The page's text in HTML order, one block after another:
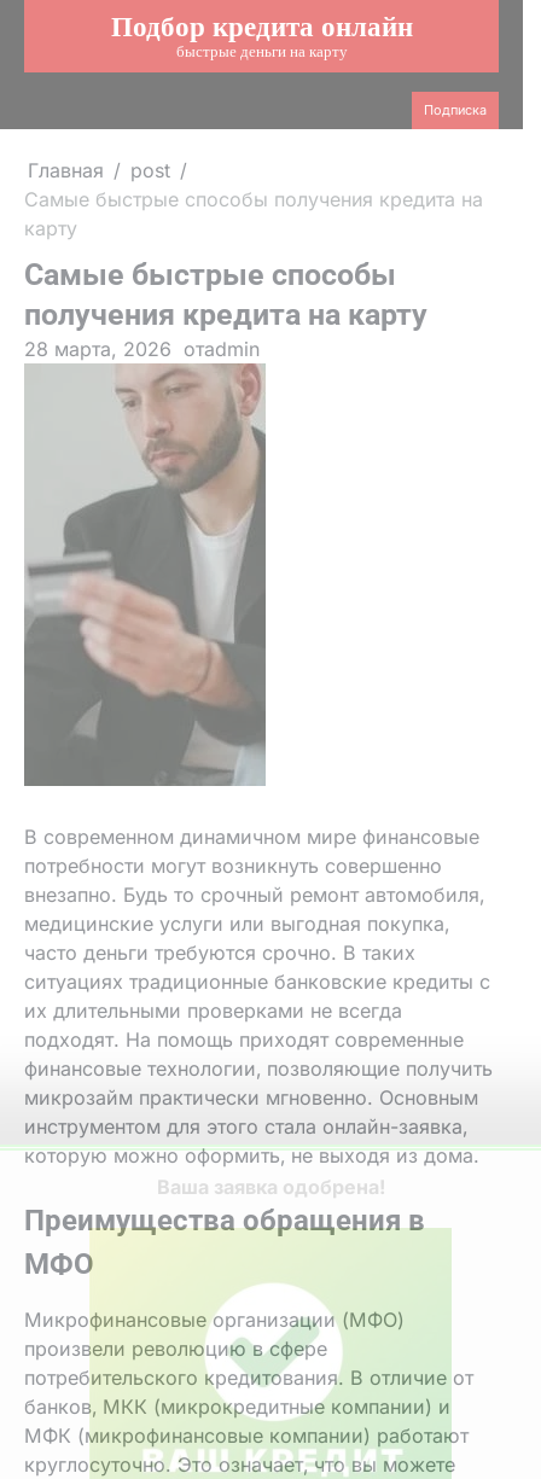
содержимому
Подбор кредита онлайн
быстрые деньги на карту
Подписка
Главная
post
Самые быстрые способы получения кредита на
карту
Самые быстрые способы
получения кредита на карту
28 марта, 2026 отadmin
В современном динамичном мире финансовые
потребности могут возникнуть совершенно
внезапно. Будь то срочный ремонт автомобиля‚
медицинские услуги или выгодная покупка‚
часто деньги требуются срочно. В таких
ситуациях традиционные банковские кредиты с
их длительными проверками не всегда
подходят. На помощь приходят современные
финансовые технологии‚ позволяющие получить
микрозайм практически мгновенно. Основным
инструментом для этого стала онлайн-заявка‚
которую можно оформить‚ не выходя из дома.
Преимущества обращения в
МФО
Микрофинансовые организации (МФО)
произвели революцию в сфере
потребительского кредитования. В отличие от
банков‚ МКК (микрокредитные компании) и
МФК (микрофинансовые компании) работают
круглосуточно. Это означает‚ что вы можете